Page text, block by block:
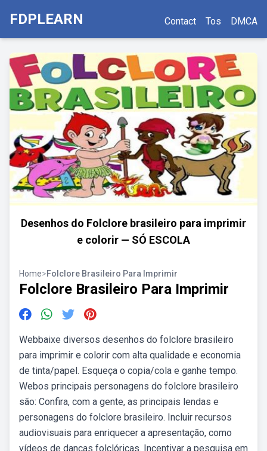
FDPLEARN Contact Tos DMCA
Desenhos do Folclore brasileiro para imprimir
e colorir — SÓ ESCOLA
Home>Folclore Brasileiro Para Imprimir
Folclore Brasileiro Para Imprimir
Webbaixe diversos desenhos do folclore brasileiro
para imprimir e colorir com alta qualidade e economia
de tinta/papel. Esqueça o copia/cola e ganhe tempo.
Webos principais personagens do folclore brasileiro
são: Confira, com a gente, as principais lendas e
personagens do folclore brasileiro. Incluir recursos
audiovisuais para enriquecer a apresentação, como
vídeos de danças folclóricas. Incentivar a pesquisa em